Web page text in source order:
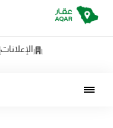
الإعلانات